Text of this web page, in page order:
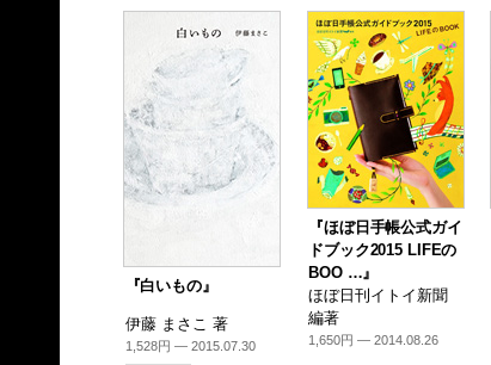
『白いもの』
伊藤 まさこ 著
1,528円 — 2015.07.30
『ほぼ日手帳公式ガイ
ドブック2015 LIFEの
BOO …』
ほぼ日刊イトイ新聞
編著
1,650円 — 2014.08.26